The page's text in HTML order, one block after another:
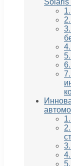
Solaris